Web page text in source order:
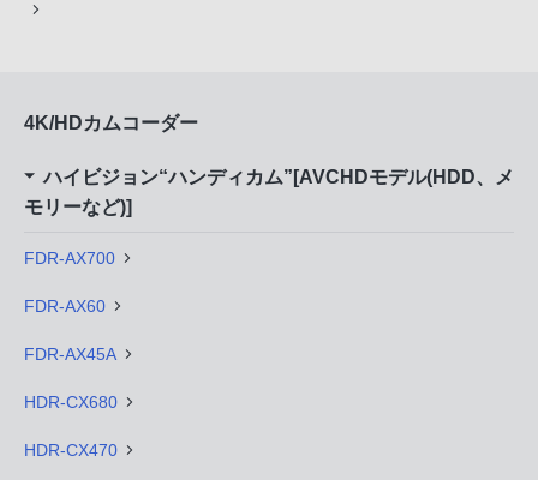
4K/HDカムコーダー
ハイビジョン“ハンディカム”[AVCHDモデル(HDD、メ
モリーなど)]
FDR-AX700
FDR-AX60
FDR-AX45A
HDR-CX680
HDR-CX470